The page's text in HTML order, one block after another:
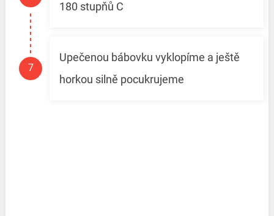
180 stupňů C
Upečenou bábovku vyklopíme a ještě
horkou silně pocukrujeme